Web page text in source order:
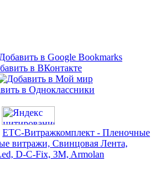
ЕТС-Витражкомплект - Пленочные
витражи, Свинцовая Лента,
D-C-Fix, 3M, Armolan